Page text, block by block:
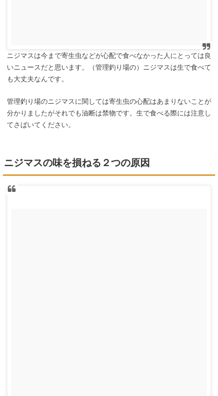
ニジマスは今まで寄生虫などが心配で食べなかった人にとっては良
いニュースだと思います。（管理釣り場の）ニジマスは生で食べて
も大丈夫なんです。
管理釣り場のニジマスに関しては寄生虫の心配はあまりないことが
分かりましたがそれでも油断は禁物です。生で食べる際には注意し
てさばいてください。
ニジマスの味を損ねる２つの原因